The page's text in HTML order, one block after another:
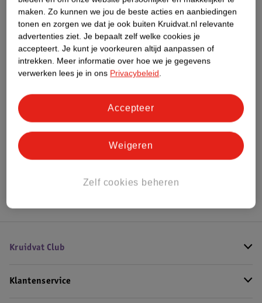
Dit product heeft (nog) geen Nature
Impact Score.
Meer informatie
Bestel & Bezorginformatie
Bekijk ook
Alle Doucheschuim
Kruidvat Club
Klantenservice
maken. Zo kunnen we jou de beste acties en aanbiedingen
tonen en zorgen we dat je ook buiten Kruidvat.nl relevante
advertenties ziet. Je bepaalt zelf welke cookies je
accepteert. Je kunt je voorkeuren altijd aanpassen of
intrekken. Meer informatie over hoe we je gegevens
verwerken lees je in ons Privacybeleid.
Zelf cookies beheren
Weigeren
Accepteer